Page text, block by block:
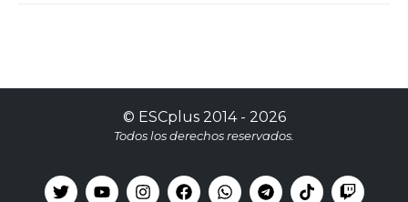
© ESCplus2014 - 2026
Todos los derechos reservados.